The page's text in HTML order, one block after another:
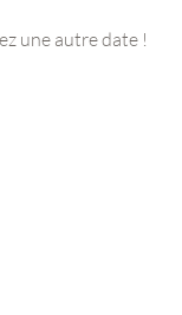
une autre date !